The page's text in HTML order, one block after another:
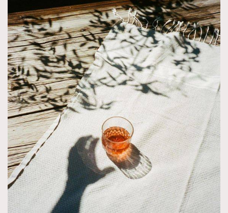
TRENDING
AFrenchMind
DressLikeAParisienne
EmpowerF
FashionWeek FigaroAesthetic